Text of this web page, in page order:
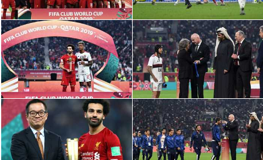
كرة سلة
كرة يد
كرة طائرة
الوطن العربي
في المونديال
رياضة نسائية